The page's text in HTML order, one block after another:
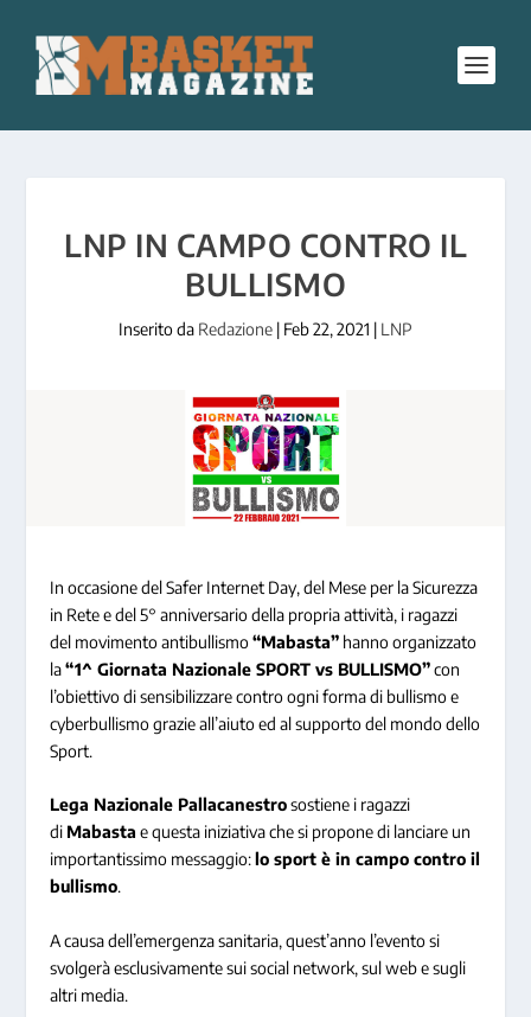
LNP IN CAMPO CONTRO IL
BULLISMO
Inserito da Redazione | Feb 22, 2021 | LNP
In occasione del Safer Internet Day, del Mese per la Sicurezza
in Rete e del 5° anniversario della propria attività, i ragazzi
del movimento antibullismo“Mabasta” hanno organizzato
la“1^ Giornata Nazionale SPORT vs BULLISMO”con
l’obiettivo di sensibilizzare contro ogni forma di bullismo e
cyberbullismo grazie all’aiuto ed al supporto del mondo dello
Sport.
Lega Nazionale Pallacanestrosostiene i ragazzi
di Mabasta e questa iniziativa che si propone di lanciare un
importantissimo messaggio:lo sport è in campo contro il
bullismo.
A causa dell’emergenza sanitaria, quest’anno l’evento si
svolgerà esclusivamente sui social network, sul web e sugli
altri media.